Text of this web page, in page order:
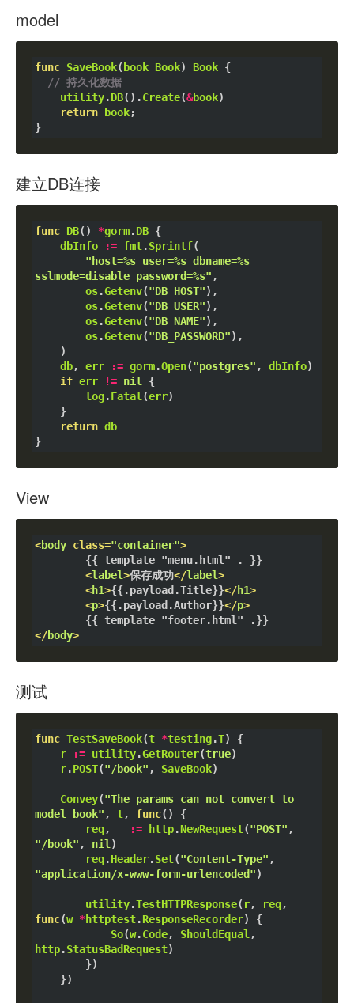
model
func SaveBook( book Book) Book {
// 持久化数据
utility.DB().Create(&book)
return
book;
建立DB连接
func DB() *gorm.DB {
dbInfo
:= fmt.Sprintf(
"host=%s user=%s dbname=%s
sslmode=disable password=%s" ,
os.Getenv("DB_HOST"),
os.Getenv("DB_USER"),
os.Getenv("DB_NAME"),
os.Getenv("DB_PASSWORD"),
db, err := gorm.Open("postgres" , dbInfo)
if err != nil
{
log.Fatal (err)
return db
View
<body class="container">
<label>保存成功</label>
<h1>{{.payload.Title}}</h1>
<p>{{.payload.Author}}</p>
</body>
测试
func TestSaveBook(t *testing.T) {
r
:= utility.GetRouter(true)
r.POST("/book" , SaveBook)
Convey("The params can not convert to
model book" , t, func() {
req, := http.NewRequest("POST"
"/book" , nil )
req.Header.Set("Content-Type"
"application/x-www-form-urlencoded")
utility.TestHTTPResponse( r, req
func(w *httptest.ResponseRecorder) {
So(w.Code, ShouldEqual
http.StatusBadRequest)